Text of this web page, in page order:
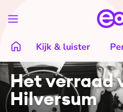
Kijk & luister
Het verraad
Hilversum